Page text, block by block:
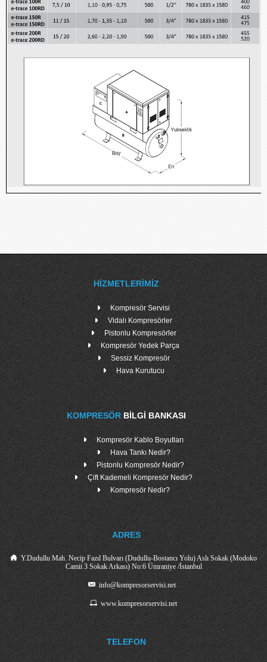
HIZMETLERIMIZ
Kompresör Servisi
Vidalı Kompresörler
Pistonlu Kompresörler
Kompresör Yedek Parça
Sessiz Kompresör
Hava Kurutucu
KOMPRESÖRBILGI BANKASI
Kompresör Kablo Boyutları
Hava Tankı Nedir?
Pistonlu Kompresör Nedir?
Çift Kademeli Kompresör Nedir?
Kompresör Nedir?
ADRES
Y.Dudullu Mah. Necip Fazıl Bulvarı (Dudullu-Bostancı Yolu) Aslı Sokak (Modoko
Camii 3 Sokak Arkası) No:6 Ümraniye /İstanbul
info@kompresorservisi.net
www.kompresorservisi.net
TELEFON